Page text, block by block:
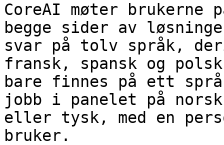
CoreAI møter brukerne
begge sider av
svar på tolv språk,
fransk, spansk og
bare finnes på ett
jobb i panelet på
eller tysk, med en
bruker.